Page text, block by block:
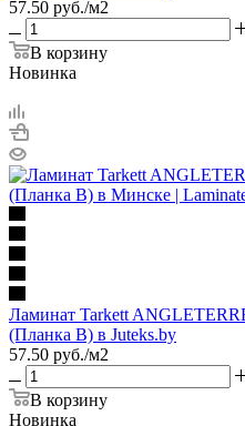
57.50 руб./м2
В корзину
Новинка
Ламинат Tarkett
(Планка B) в Juteks.by
57.50 руб./м2
В корзину
Новинка